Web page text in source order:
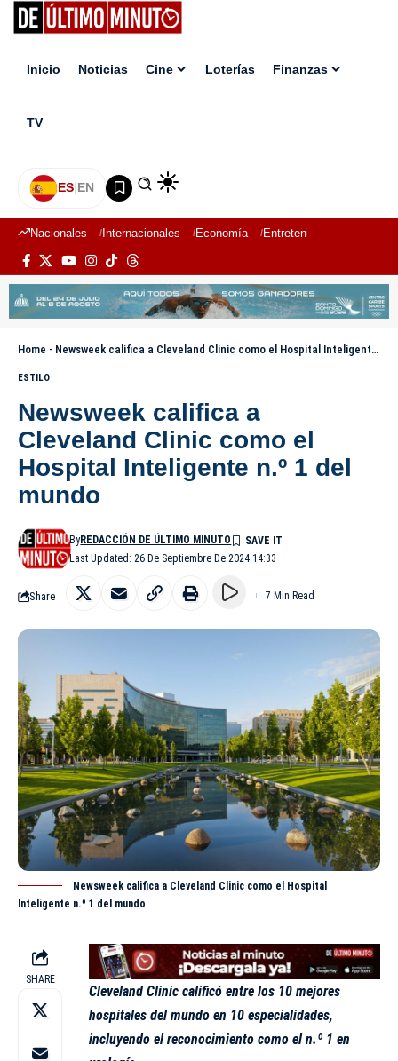
Inicio Noticias Cine Loterías Finanzas
TV
ES|EN
Nacionales Internacionales Economía Entretenimiento
Home - Newsweek califica a Cleveland Clinic como el Hospital Inteligente n.º 1 del mundo
ESTILO
Newsweek califica a
Cleveland Clinic como el
Hospital Inteligente n.º 1 del
mundo
Last Updated: 26 De Septiembre De 2024 14:33
ByREDACCIÓN DE ÚLTIMO MINUTO
Share 7 Min Read
Newsweek califica a Cleveland Clinic como el Hospital
Inteligente n.º 1 del mundo
SHARE
Cleveland Clinic calificó entre los 10 mejores
hospitales del mundo en 10 especialidades,
incluyendo el reconocimiento como el n.º 1 en